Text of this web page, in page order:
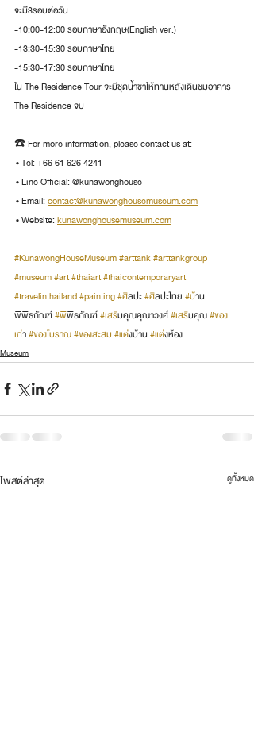
จะมี3รอบต่อวัน
-10:00-12:00 รอบภาษาอังกฤษ(English ver.)
-13:30-15:30 รอบภาษาไทย
-15:30-17:30 รอบภาษาไทย
ใน The Residence Tour จะมีชุดน้ำชาให้ทานหลังเดินชมอาคาร
The Residence จบ
☎️ For more information, please contact us at:
• Tel: +66 61 626 4241
• Line Official: @kunawonghouse
• Email: contact@kunawonghousemuseum.com
• Website: kunawonghousemuseum.com
#KunawongHouseMuseum#arttank#arttankgroup
#museum#art#thaiart#thaicontemporaryart
#travelinthailand#painting#ศิลปะ #ศิลปะไทย #บ้าน
พิพิธภัณฑ์ #พิพิธภัณฑ์ #เสริมคุณคุณาวงศ์ #เสริมคุณ #ของ
เก่า #ของโบราณ#ของสะสม #แต่งบ้าน #แต่งห้อง
Museum
โพสต์ล่าสุด ดูทั้งหมด